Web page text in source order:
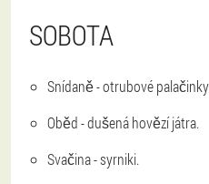
SOBOTA
Snídaně - otrubové
Oběd - dušená hovězí játra.
Svačina - syrniki.